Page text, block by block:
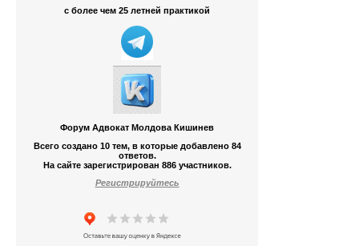
с более чем 25 летней практикой
Форум Адвокат Молдова Кишинев
Всего создано 10 тем, в которые добавлено 84
ответов.
На сайте зарегистрирован 886 участников.
Регистрируйтесь